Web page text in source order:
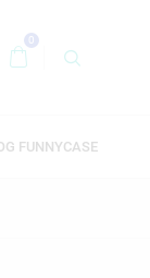
0
FUNNYCASE